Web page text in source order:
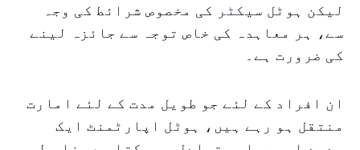
لیکن ہوٹل سیکٹر کی مخصوص شرائط کی وجہ
سے، ہر معاہدہ کی خاص توجہ سے جائزہ لینے
کی ضرورت ہے۔
ان افراد کے لئے جو طویل مدت کے لئے امارت
منتقل ہو رہے ہیں، ہوٹل اپارٹمنٹ ایک